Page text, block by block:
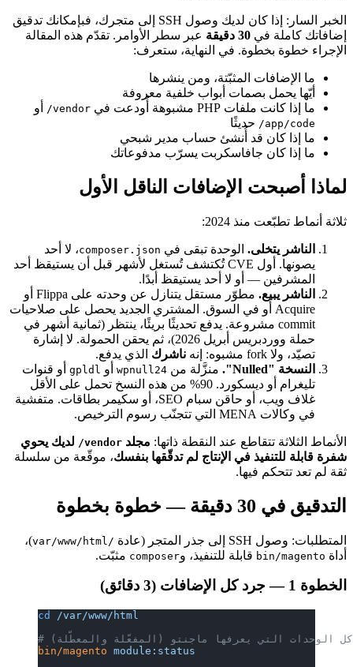
الخبر السار: إذا كان لديك وصول SSH إلى متجرك، فبإمكانك تدقيق
إضافاتك كاملة في 30 دقيقة
عبر سطر الأوامر. تقدّم هذه المقالة
الإجراء خطوة بخطوة. في النهاية، ستعرف:
ما الإضافات المثبّتة، ومن ينشرها
أيّها يحمل بصمات أبواب خلفية معروفة
ما إذا كانت ملفات PHP مشبوهة أُودعت في
vendor/ أو
app/code/
حديثًا
ما إذا كان قد أُنشئ حساب مدير شبحي
ما إذا كان جافاسكربت يسرّب مدفوعاتك
لماذا أصبحت الإضافات الناقل الأول
ثلاثة أنماط تطبّعت منذ 2024:
الناشر يتخلى. الوحدة تبقى في composer.json، لا أحد
يصونها. أول CVE تُكتشف تُستغل لأشهر قبل أن يستيقظ أحد
المشرفين — أو لا أحد يستيقظ أبدًا.
الناشر يبيع.
مطوّر مستقل يتنازل عن وحدته على Flippa أو
Acquire أو في السوق. المشتري الجديد يحصل على صلاحيات
commit مشروعة. يدفع تحديثًا بريئًا، ينتظر (ثمانية أشهر في
حملة ووردبريس أبريل 2026)، ثم يحقن الحمولة. لا إشارة
تصيّد، ولا fork مشبوه: إنه
ناشركالذي يدفع.
النسخة "Nulled".
منزَّلة منwpnull24أوgpldlأو قنوات
تليغرام أو ديسكورد. 90% من هذه النسخ تحمل على الأقل
غلاف ويب، أو حاقن سبام SEO، أو سكيمر بطاقات. متفشية
في وكالات MENA التي تتجنّب رسوم الترخيص.
الأنماط الثلاثة تتقاطع عند النقطة ذاتها:مجلدvendor/ لديك يحوي
شفرة قابلة للتنفيذ في الإنتاج لم تدقّقها بنفسك، موقّعة من سلسلة
ثقة لم تعد تتحكم فيها.
التدقيق في 30 دقيقة — خطوة بخطوة
المتطلبات: وصول SSH إلى جذر المتجر (عادة /var/www/html
)،
أداةbin/magentoقابلة للتنفيذ، و composerمثبّت.
الخطوة 1 — جرد كل الإضافات (3 دقائق)
cd
/var/www/html
كل الوحدات التي يعرفها ماجنتو (المفعّلة والمعطّلة)
bin/magento module:status